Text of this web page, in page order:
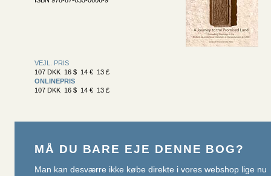
VEJL. PRIS
107 DKK 16 $ 14 € 13 £
ONLINEPRIS
107 DKK 16 $ 14 € 13 £
MÅ DU BARE EJE DENNE BOG?
Man kan desværre ikke købe direkte i vores webshop lige nu